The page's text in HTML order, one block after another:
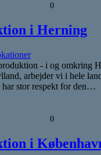
0
i Herning
- i og omkring
arbejder vi i hele
stor respekt for den…
0
i